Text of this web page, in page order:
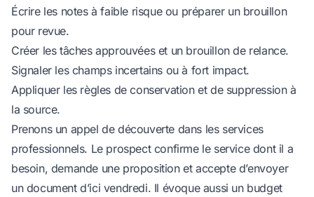
Écrire les notes à faible risque ou préparer un brouillon
pour revue.
Créer les tâches approuvées et un brouillon de relance.
Signaler les champs incertains ou à fort impact.
Appliquer les règles de conservation et de suppression à
la source.
Prenons un appel de découverte dans les services
professionnels. Le prospect confirme le service dont il a
besoin, demande une proposition et accepte d’envoyer
un document d’ici vendredi. Il évoque aussi un budget